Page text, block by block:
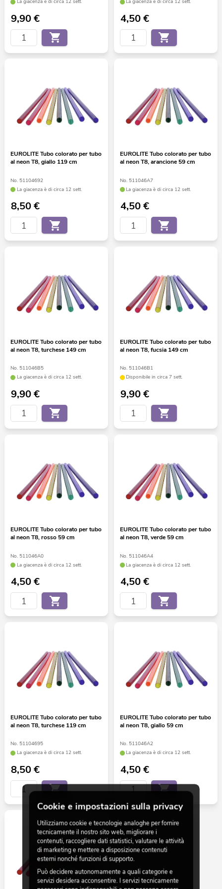
La giacenza è di circa 12 sett.
9,90€
La giacenza è di circa 12 sett.
4,50€
EUROLITE Tubo colorato per tubo
al neon T8, giallo 119 cm
No. 51104692
La giacenza è di circa 12 sett.
8,50€
EUROLITE Tubo colorato per tubo
al neon T8, arancione 59 cm
No. 511046A7
La giacenza è di circa 12 sett.
4,50€
EUROLITE Tubo colorato per tubo
al neon T8, turchese 149 cm
No. 511046B5
La giacenza è di circa 12 sett.
9,90€
EUROLITE Tubo colorato per tubo
al neon T8, fucsia 149 cm
No. 511046B1
Disponibile in circa 7 sett.
9,90€
EUROLITE Tubo colorato per tubo
al neon T8, rosso 59 cm
No. 511046A0
La giacenza è di circa 12 sett.
4,50€
EUROLITE Tubo colorato per tubo
al neon T8, verde 59 cm
No. 511046A4
La giacenza è di circa 12 sett.
4,50€
EUROLITE Tubo colorato per tubo
al neon T8, turchese 119 cm
No. 51104695
La giacenza è di circa 12 sett.
8,50€
EUROLITE Tubo colorato per tubo
al neon T8, giallo 59 cm
No. 511046A2
La giacenza è di circa 12 sett.
4,50€
Cookie e impostazioni sulla privacy
Utilizziamo cookie e tecnologie analoghe per fornire
tecnicamente il nostro sito web, migliorare i
contenuti, raccogliere dati statistici, valutare le attività
di marketing e mettere a disposizione contenuti
esterni nonché funzioni di supporto.
Può decidere autonomamente a quali categorie e
servizi desidera acconsentire. I servizi tecnicamente